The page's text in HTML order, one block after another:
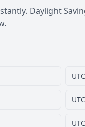
Daylight